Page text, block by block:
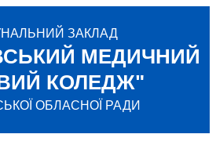
ЗАКЛАД
МЕДИЧНИЙ
КОЛЕДЖ"
ОБЛАСНОЇ РАДИ